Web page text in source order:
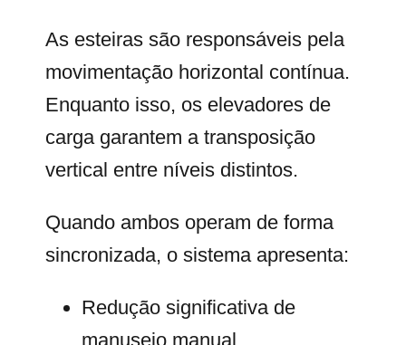
As esteiras são responsáveis pela
movimentação horizontal contínua.
Enquanto isso, os elevadores de
carga garantem a transposição
vertical entre níveis distintos.
Quando ambos operam de forma
sincronizada, o sistema apresenta:
Redução significativa de
manuseio manual